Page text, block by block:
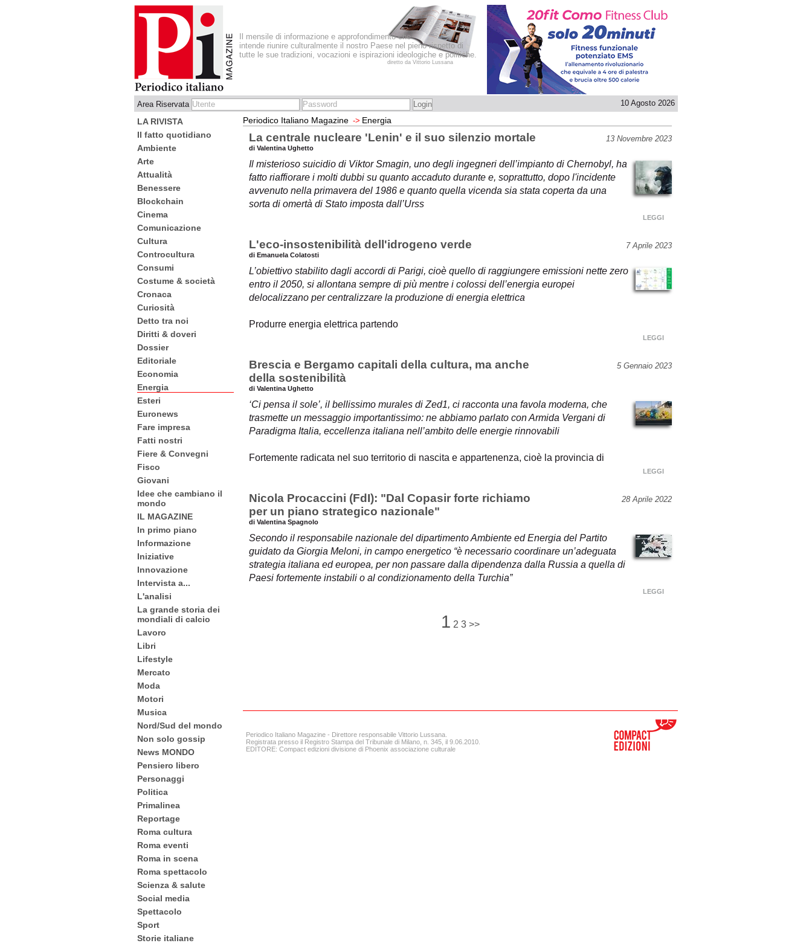
Il mensile di informazione e approfondimento che
intende riunire culturalmente il nostro Paese nel pieno rispetto di
tutte le sue tradizioni, vocazioni e ispirazioni ideologiche e politiche.
diretto da Vittorio Lussana
Area Riservata 10 Agosto 2026
LA RIVISTA
Il fatto quotidiano
Ambiente
Arte
Attualità
Benessere
Blockchain
Cinema
Comunicazione
Cultura
Controcultura
Consumi
Costume & società
Cronaca
Curiosità
Detto tra noi
Diritti & doveri
Dossier
Editoriale
Economia
Energia
Esteri
Euronews
Fare impresa
Fatti nostri
Fiere & Convegni
Fisco
Giovani
Idee che cambiano il
mondo
IL MAGAZINE
In primo piano
Informazione
Iniziative
Innovazione
Intervista a...
L'analisi
La grande storia dei
mondiali di calcio
Lavoro
Libri
Lifestyle
Mercato
Moda
Motori
Musica
Nord/Sud del mondo
Non solo gossip
News MONDO
Pensiero libero
Personaggi
Politica
Primalinea
Reportage
Roma cultura
Roma eventi
Roma in scena
Roma spettacolo
Scienza & salute
Social media
Spettacolo
Sport
Storie italiane
Periodico Italiano Magazine -> Energia
La centrale nucleare 'Lenin' e il suo silenzio mortale 13 Novembre 2023
di Valentina Ughetto
Il misterioso suicidio di Viktor Smagin, uno degli ingegneri dell’impianto di Chernobyl, ha
fatto riaffiorare i molti dubbi su quanto accaduto durante e, soprattutto, dopo l'incidente
avvenuto nella primavera del 1986 e quanto quella vicenda sia stata coperta da una
sorta di omertà di Stato imposta dall’Urss
LEGGI
L'eco-insostenibilità dell'idrogeno verde 7 Aprile 2023
di Emanuela Colatosti
L’obiettivo stabilito dagli accordi di Parigi, cioè quello di raggiungere emissioni nette zero
entro il 2050, si allontana sempre di più mentre i colossi dell’energia europei
delocalizzano per centralizzare la produzione di energia elettrica
Produrre energia elettrica partendo
LEGGI
Brescia e Bergamo capitali della cultura, ma anche
della sostenibilità
5 Gennaio 2023
di Valentina Ughetto
‘Ci pensa il sole’, il bellissimo murales di Zed1, ci racconta una favola moderna, che
trasmette un messaggio importantissimo: ne abbiamo parlato con Armida Vergani di
Paradigma Italia, eccellenza italiana nell’ambito delle energie rinnovabili
Fortemente radicata nel suo territorio di nascita e appartenenza, cioè la provincia di
LEGGI
Nicola Procaccini (FdI): "Dal Copasir forte richiamo
per un piano strategico nazionale"
28 Aprile 2022
di Valentina Spagnolo
Secondo il responsabile nazionale del dipartimento Ambiente ed Energia del Partito
guidato da Giorgia Meloni, in campo energetico “è necessario coordinare un’adeguata
strategia italiana ed europea, per non passare dalla dipendenza dalla Russia a quella di
Paesi fortemente instabili o al condizionamento della Turchia”
LEGGI
1 2 3 >>
Periodico Italiano Magazine - Direttore responsabile Vittorio Lussana.
Registrata presso il Registro Stampa del Tribunale di Milano, n. 345, il 9.06.2010.
EDITORE: Compact edizioni divisione di Phoenix associazione culturale